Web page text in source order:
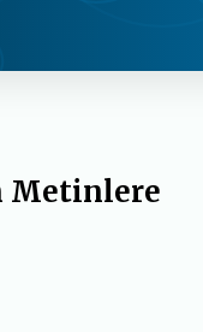
Metinlere